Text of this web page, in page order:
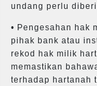
undang perlu
• Pengesahan hak
pihak bank atau
rekod hak milik
memastikan
terhadap hartanah